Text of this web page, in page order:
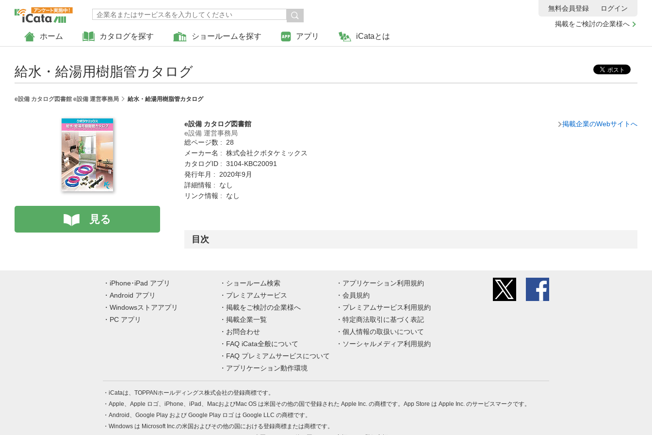
ホーム カタログを探す ショールームを探す アプリ iCataとは
掲載をご検討の企業様へ
無料会員登録 ログイン
給水・給湯用樹脂管カタログ
e設備 カタログ図書館 e設備 運営事務局 給水・給湯用樹脂管カタログ
見る
e設備 カタログ図書館
e設備 運営事務局
総ページ数 : 28
メーカー名 : 株式会社クボタケミックス
カタログID : 3104-KBC20091
発行年月 : 2020年9月
詳細情報 : なし
リンク情報 : なし
掲載企業のWebサイトへ
目次
iPhone･iPad アプリ
Android アプリ
Windowsストアアプリ
PC アプリ
ショールーム検索
プレミアムサービス
掲載をご検討の企業様へ
掲載企業一覧
お問合わせ
FAQ iCata全般について
FAQ プレミアムサービスについて
アプリケーション動作環境
アプリケーション利用規約
会員規約
プレミアムサービス利用規約
特定商法取引に基づく表記
個人情報の取扱いについて
ソーシャルメディア利用規約
iCataは、TOPPANホールディングス株式会社の登録商標です。
Apple、Apple ロゴ、iPhone、iPad、MacおよびMac OS は米国その他の国で登録された Apple Inc. の商標です。App Store は Apple Inc. のサービスマークです。
Android、Google Play および Google Play ロゴ は Google LLC の商標です。
Windows は Microsoft Inc.の米国およびその他の国における登録商標または商標です。